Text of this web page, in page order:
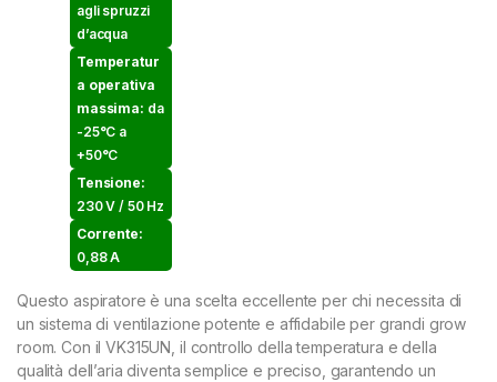
agli spruzzi
d’acqua
Temperatur
a operativa
massima: da
-25°C a
+50°C
Tensione:
230 V / 50 Hz
Corrente:
0,88 A
Questo aspiratore è una scelta eccellente per chi necessita di
un sistema di ventilazione potente e affidabile per grandi grow
room. Con il VK315UN, il controllo della temperatura e della
qualità dell’aria diventa semplice e preciso, garantendo un